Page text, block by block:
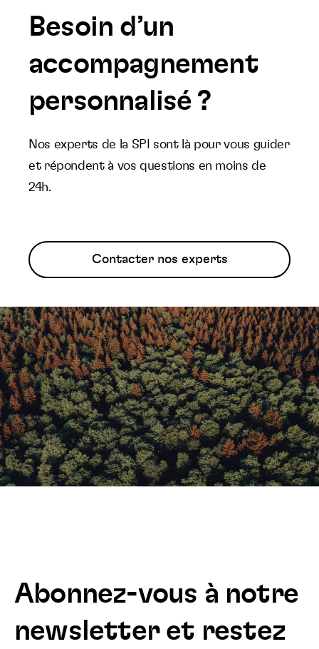
Besoin d’un
accompagnement
personnalisé ?
Nos experts de la SPI sont là pour vous guider
et répondent à vos questions en moins de
24h.
Contacter nos experts
Abonnez-vous à notre
newsletter et restez